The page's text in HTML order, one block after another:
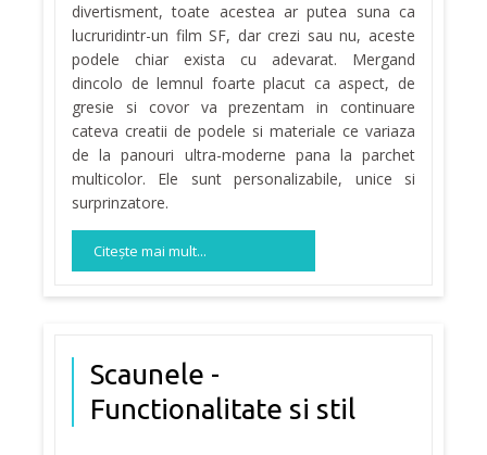
divertisment, toate acestea ar putea suna ca
lucruridintr-un film SF, dar crezi sau nu, aceste
podele chiar exista cu adevarat. Mergand
dincolo de lemnul foarte placut ca aspect, de
gresie si covor va prezentam in continuare
cateva creatii de podele si materiale ce variaza
de la panouri ultra-moderne pana la parchet
multicolor. Ele sunt personalizabile, unice si
surprinzatore.
Citeşte mai mult...
Scaunele -
Functionalitate si stil